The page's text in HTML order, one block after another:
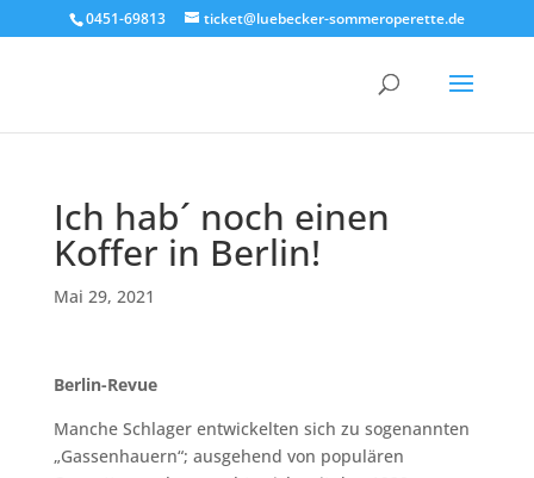
0451-69813 ticket@luebecker-sommeroperette.de
Ich hab´ noch einen
Koffer in Berlin!
Mai 29, 2021
Berlin-Revue
Manche Schlager entwickelten sich zu sogenannten
„Gassenhauern“; ausgehend von populären